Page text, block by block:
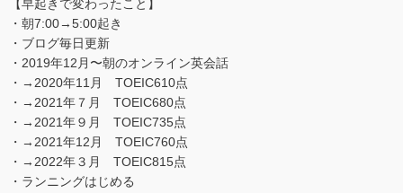
【早起きで変わったこと】
・朝7:00→5:00起き
・ブログ毎日更新
・2019年12月〜朝のオンライン英会話
・→2020年11月 TOEIC610点
・→2021年７月 TOEIC680点
・→2021年９月 TOEIC735点
・→2021年12月 TOEIC760点
・→2022年３月 TOEIC815点
・ランニングはじめる